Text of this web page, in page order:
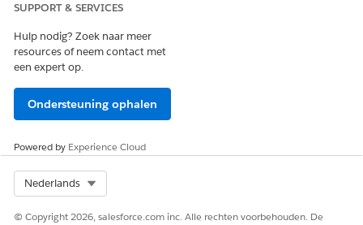
SUPPORT & SERVICES
Hulp nodig? Zoek naar meer
resources of neem contact met
een expert op.
Ondersteuning ophalen
Powered by Experience Cloud
Nederlands
© Copyright 2026, salesforce.com inc. Alle rechten voorbehouden. De